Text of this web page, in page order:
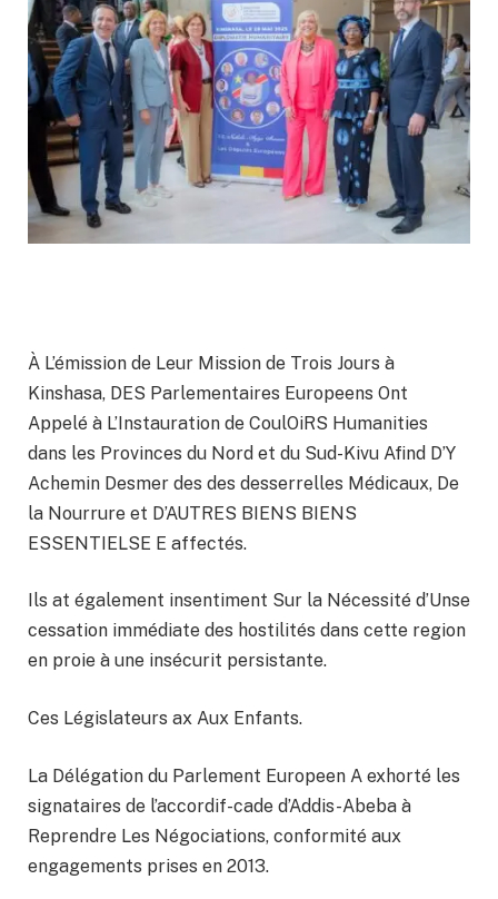
À L’émission de Leur Mission de Trois Jours à
Kinshasa, DES Parlementaires Europeens Ont
Appelé à L’Instauration de CoulOiRS Humanities
dans les Provinces du Nord et du Sud-Kivu Afind D’Y
Achemin Desmer des des desserrelles Médicaux, De
la Nourrure et D’AUTRES BIENS BIENS
ESSENTIELSE E affectés.
Ils at également insentiment Sur la Nécessité d’Unse
cessation immédiate des hostilités dans cette region
en proie à une insécurit persistante.
Ces Législateurs ax Aux Enfants.
La Délégation du Parlement Europeen A exhorté les
signataires de l’accordif-cade d’Addis-Abeba à
Reprendre Les Négociations, conformité aux
engagements prises en 2013.